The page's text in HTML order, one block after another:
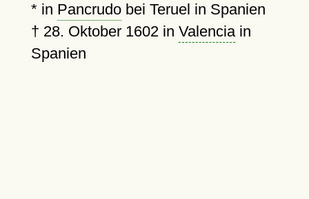
* in Pancrudobei Teruel in Spanien
† 28. Oktober 1602in Valenciain
Spanien